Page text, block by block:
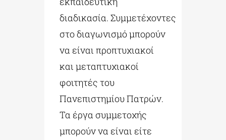
διαδικασία. Συμμετέχοντες
στο διαγωνισμό μπορούν
να είναι προπτυχιακοί
και μεταπτυχιακοί
φοιτητές του
Πανεπιστημίου Πατρών.
Τα έργα συμμετοχής
μπορούν να είναι είτε